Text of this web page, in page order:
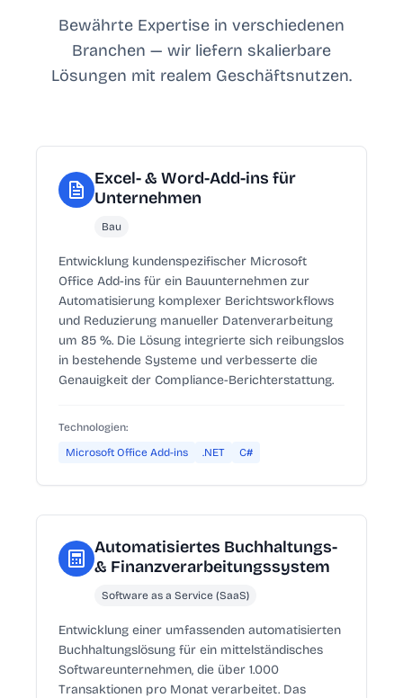
Bewährte Expertise in verschiedenen
Branchen — wir liefern skalierbare
Lösungen mit realem Geschäftsnutzen.
Excel- & Word-Add-ins für
Unternehmen
Bau
Entwicklung kundenspezifischer Microsoft
Office Add-ins für ein Bauunternehmen zur
Automatisierung komplexer Berichtsworkflows
und Reduzierung manueller Datenverarbeitung
um 85 %. Die Lösung integrierte sich reibungslos
in bestehende Systeme und verbesserte die
Genauigkeit der Compliance-Berichterstattung.
Technologien:
Microsoft Office Add-ins
.NET C#
Automatisiertes Buchhaltungs-
& Finanzverarbeitungssystem
Software as a Service (SaaS)
Entwicklung einer umfassenden automatisierten
Buchhaltungslösung für ein mittelständisches
Softwareunternehmen, die über 1.000
Transaktionen pro Monat verarbeitet. Das